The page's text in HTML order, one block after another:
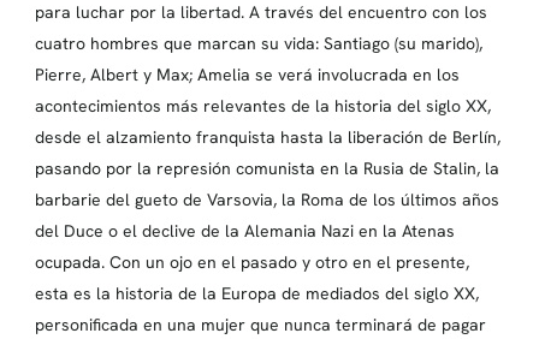
para luchar por la libertad. A través del encuentro con los
cuatro hombres que marcan su vida: Santiago (su marido),
Pierre, Albert y Max; Amelia se verá involucrada en los
acontecimientos más relevantes de la historia del siglo XX,
desde el alzamiento franquista hasta la liberación de Berlín,
pasando por la represión comunista en la Rusia de Stalin, la
barbarie del gueto de Varsovia, la Roma de los últimos años
del Duce o el declive de la Alemania Nazi en la Atenas
ocupada. Con un ojo en el pasado y otro en el presente,
esta es la historia de la Europa de mediados del siglo XX,
personificada en una mujer que nunca terminará de pagar